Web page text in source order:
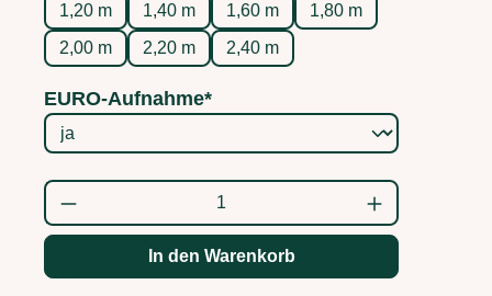
1,20 m 1,40 m 1,60 m
1,80 m
2,00 m
2,20 m 2,40 m
EURO-Aufnahme*
Produkt Anzahl: Gib den gewünschten
In den Warenkorb